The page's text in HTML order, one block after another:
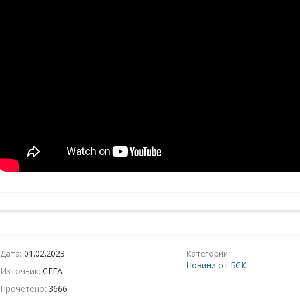
Дата: 01.02.2023
Източник: СЕГА
Прочетено: 3666
Категории
Новини от БСК